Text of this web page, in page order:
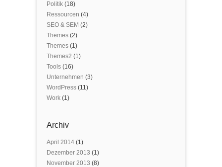
Politik (18)
Ressourcen (4)
SEO & SEM (2)
Themes (2)
Themes (1)
Themes2 (1)
Tools (16)
Unternehmen (3)
WordPress (11)
Work (1)
Archiv
April 2014 (1)
Dezember 2013 (1)
November 2013 (8)